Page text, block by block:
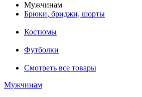
Мужчинам
Брюки, бриджи, шорты
Костюмы
Футболки
Смотреть все товары
Мужчинам